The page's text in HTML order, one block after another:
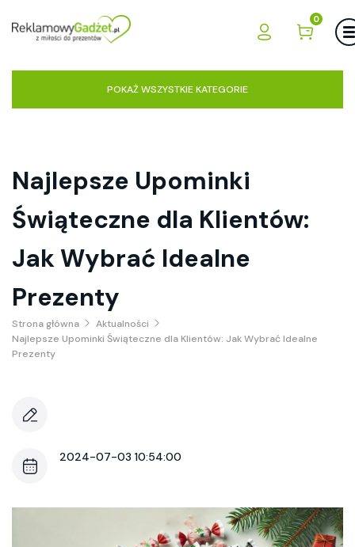
0
POKAŻ WSZYSTKIE KATEGORIE
Najlepsze Upominki
Świąteczne dla Klientów:
Jak Wybrać Idealne
Prezenty
Strona główna
Aktualności
Najlepsze Upominki Świąteczne dla Klientów: Jak Wybrać Idealne
Prezenty
2024-07-03 10:54:00